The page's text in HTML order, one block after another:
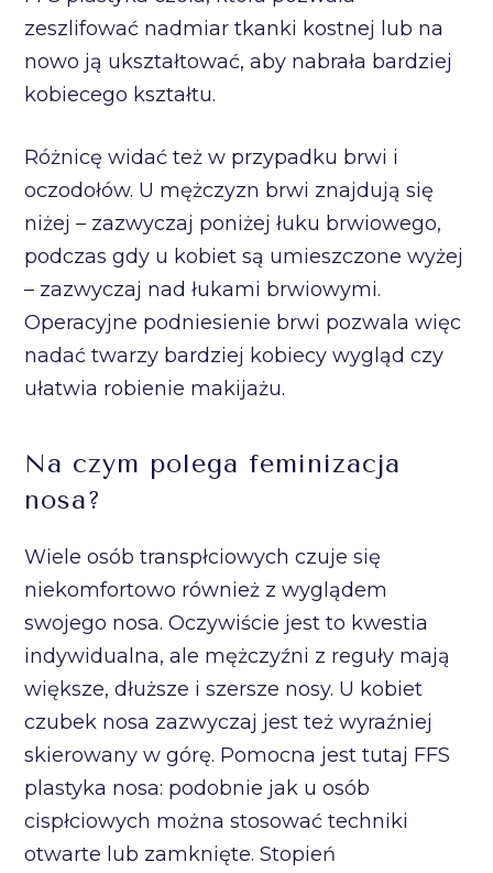
zeszlifować nadmiar tkanki kostnej lub na
nowo ją ukształtować, aby nabrała bardziej
kobiecego kształtu.
Różnicę widać też w przypadku brwi i
oczodołów. U mężczyzn brwi znajdują się
niżej – zazwyczaj poniżej łuku brwiowego,
podczas gdy u kobiet są umieszczone wyżej
– zazwyczaj nad łukami brwiowymi.
Operacyjne podniesienie brwi pozwala więc
nadać twarzy bardziej kobiecy wygląd czy
ułatwia robienie makijażu.
Na czym polega feminizacja
nosa?
Wiele osób transpłciowych czuje się
niekomfortowo również z wyglądem
swojego nosa. Oczywiście jest to kwestia
indywidualna, ale mężczyźni z reguły mają
większe, dłuższe i szersze nosy. U kobiet
czubek nosa zazwyczaj jest też wyraźniej
skierowany w górę. Pomocna jest tutaj FFS
plastyka nosa: podobnie jak u osób
cispłciowych można stosować techniki
otwarte lub zamknięte. Stopień